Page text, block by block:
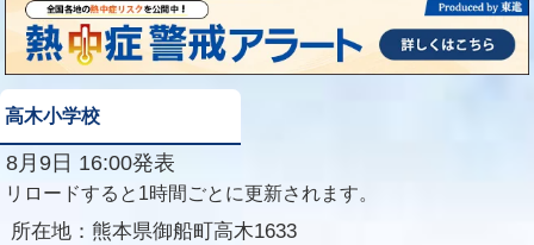
高木小学校
8月9日 16:00発表
リロードすると1時間ごとに更新されます。
所在地： 熊本県御船町高木1633